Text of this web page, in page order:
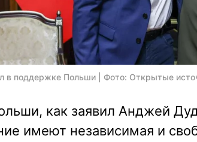
в поддержке Польши | Фото: Открытые
как заявил Анджей
имеют независимая и